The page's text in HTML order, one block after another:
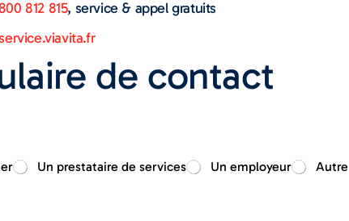
812 815, service & appel gratuits
de contact
Un prestataire de services Un employeur Autre